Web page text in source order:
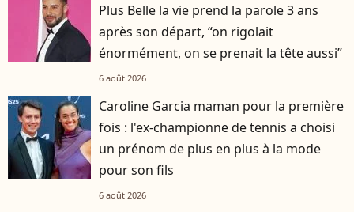
Plus Belle la vie prend la parole 3 ans
après son départ, “on rigolait
énormément, on se prenait la tête aussi”
6 août 2026
Caroline Garcia maman pour la première
fois : l'ex-championne de tennis a choisi
un prénom de plus en plus à la mode
pour son fils
6 août 2026